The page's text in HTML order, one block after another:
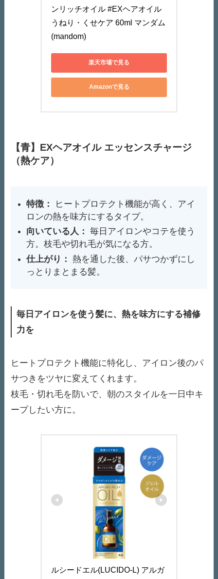
ンリッチオイル #EXヘアオイル
うねり・くせケア 60ml マンダム
(mandom)
楽天市場で見る
Amazonで見る
【青】EXヘアオイル エッセンスチャージ
（熱ケア）
特徴：
ヒートプロテクト機能が高く、アイ
ロンの熱を味方にするタイプ。
向いている人： 毎日アイロンやコテを使う
方。枝毛や切れ毛が気になる方。
仕上がり： 熱を通した後、パサつかずにし
っとりまとまる髪。
毎日アイロンを使う髪に、熱を味方にする補修
力を
ヒートプロテクト機能に特化し、アイロン後のパ
サつきをツヤに変えてくれます。
枝毛・切れ毛を防いで、朝のスタイルを一日中キ
ープしたい方に。
ルシードエル(LUCIDO-L) アルガ